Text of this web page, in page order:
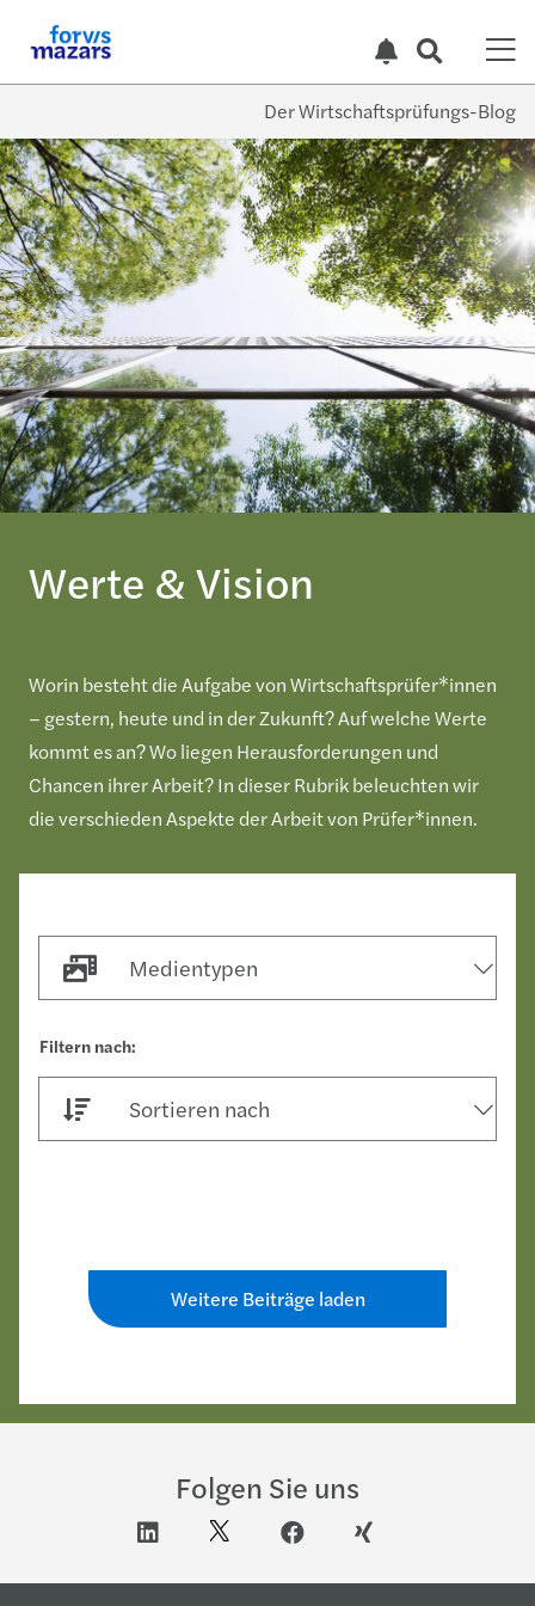
Der Wirtschaftsprüfungs-Blog
Werte & Vision
Worin besteht die Aufgabe von Wirtschaftsprüfer*innen
– gestern, heute und in der Zukunft? Auf welche Werte
kommt es an? Wo liegen Herausforderungen und
Chancen ihrer Arbeit? In dieser Rubrik beleuchten wir
die verschieden Aspekte der Arbeit von Prüfer*innen.
Sortieren nach
Medientypen
Weitere Beiträge laden
Folgen Sie uns